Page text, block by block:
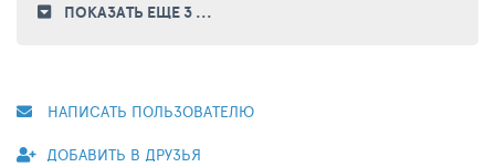
ПОКАЗАТЬ ЕЩЕ 3 ...
НАПИСАТЬ ПОЛЬЗОВАТЕЛЮ
ДОБАВИТЬ В ДРУЗЬЯ